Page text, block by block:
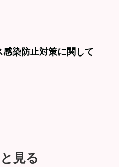
染防止対策に関して
見る